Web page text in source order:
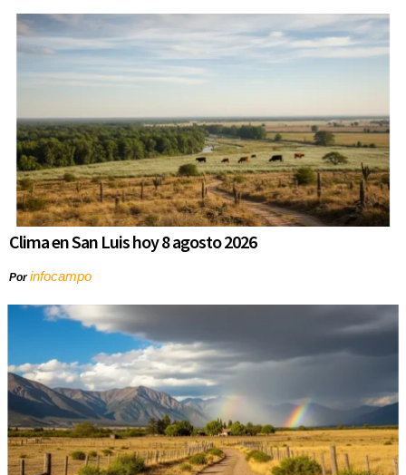
Clima en San Luis hoy 8 agosto 2026
Porinfocampo